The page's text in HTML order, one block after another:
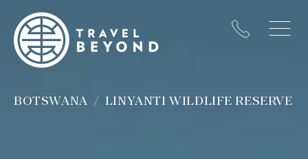
BOTSWANA LINYANTI WILDLIFE RESERVE